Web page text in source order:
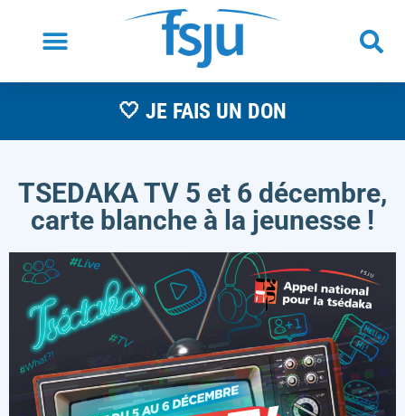
🤍 JE FAIS UN DON
TSEDAKA TV 5 et 6 décembre,
carte blanche à la jeunesse !